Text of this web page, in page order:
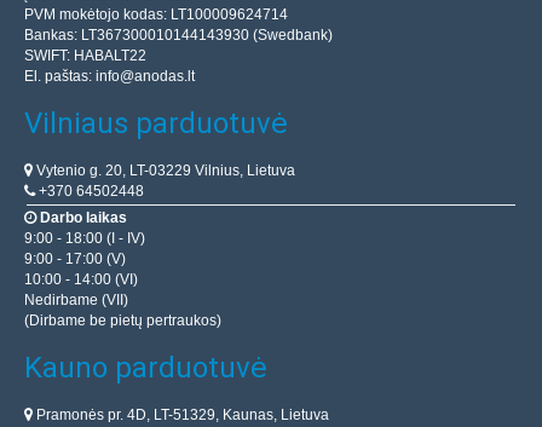
PVM mokėtojo kodas: LT100009624714
Bankas: LT367300010144143930 (Swedbank)
SWIFT: HABALT22
El. paštas: info@anodas.lt
Vilniaus parduotuvė
Vytenio g. 20, LT-03229 Vilnius, Lietuva
+370 64502448
Darbo laikas
9:00 - 18:00 (I - IV)
9:00 - 17:00 (V)
10:00 - 14:00 (VI)
Nedirbame (VII)
(Dirbame be pietų pertraukos)
Kauno parduotuvė
Pramonės pr. 4D, LT-51329, Kaunas, Lietuva